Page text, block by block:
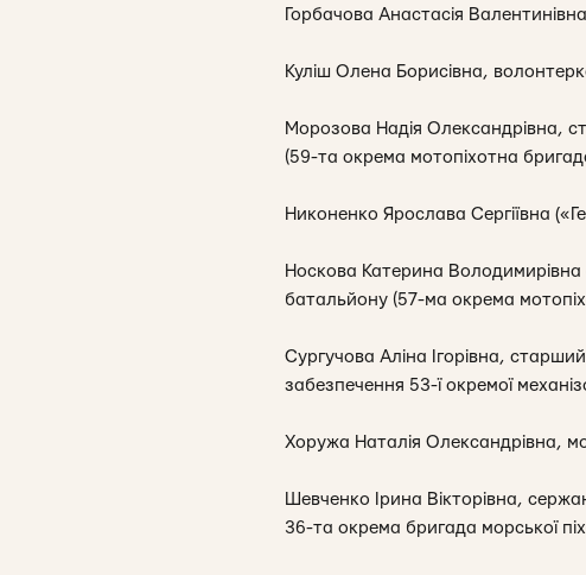
Горбачова Анастасія
Куліш Олена Борисівна,
Морозова Надія Олександрівна,
(59-та окрема мотопіхотна
Никоненко Ярослава Сергіївна
Носкова Катерина
батальйону (57-ма окрема
Сургучова Аліна Ігорівна,
забезпечення 53-ї окремої
Хоружа Наталія Олександрівна,
Шевченко Ірина Вікторівна,
36-та окрема бригада морської